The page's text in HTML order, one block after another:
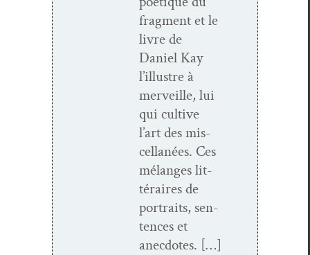
frag­ment et le
livre de
Daniel Kay
l’illustre à
mer­veille, lui
qui cul­tive
l’art des mis­
cel­lanées. Ces
mélanges lit­
téraires de
por­traits, sen­
tences et
anecdotes. […]